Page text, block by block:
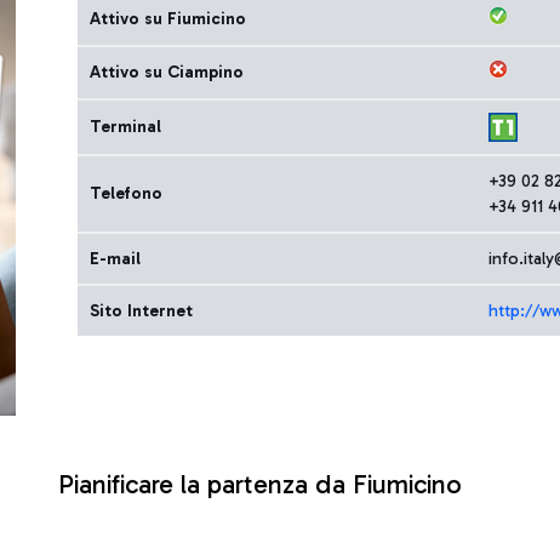
Attivo su Fiumicino
Attivo su Ciampino
Terminal
Telefono
+39 02
+34 911
E-mail
Sito Internet http://
Pianificare la partenza da Fiumicino